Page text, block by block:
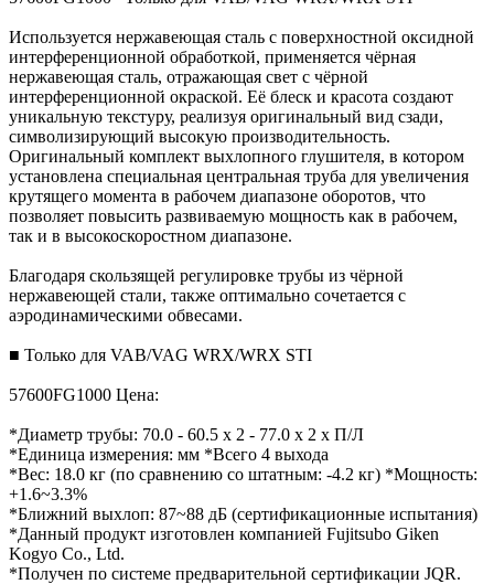
Используется нержавеющая сталь с поверхностной оксидной
интерференционной обработкой, применяется чёрная
нержавеющая сталь, отражающая свет с чёрной
интерференционной окраской. Её блеск и красота создают
уникальную текстуру, реализуя оригинальный вид сзади,
символизирующий высокую производительность.
Оригинальный комплект выхлопного глушителя, в котором
установлена специальная центральная труба для увеличения
крутящего момента в рабочем диапазоне оборотов, что
позволяет повысить развиваемую мощность как в рабочем,
так и в высокоскоростном диапазоне.
Благодаря скользящей регулировке трубы из чёрной
нержавеющей стали, также оптимально сочетается с
аэродинамическими обвесами.
■ Только для VAB/VAG WRX/WRX STI
57600FG1000 Цена:
*Диаметр трубы: 70.0 - 60.5 x 2 - 77.0 x 2 x П/Л
*Единица измерения: мм *Всего 4 выхода
*Вес: 18.0 кг (по сравнению со штатным: -4.2 кг) *Мощность:
+1.6~3.3%
*Ближний выхлоп: 87~88 дБ (сертификационные испытания)
*Данный продукт изготовлен компанией Fujitsubo Giken
Kogyo Co., Ltd.
*Получен по системе предварительной сертификации JQR.